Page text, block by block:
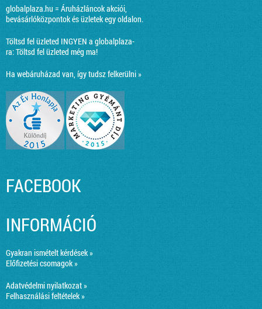
globalplaza.hu = Áruházláncok akciói,
bevásárlóközpontok és üzletek egy oldalon.
Töltsd fel üzleted INGYEN a globalplaza-
ra:Töltsd fel üzleted még ma!
Ha webáruházad van, így tudsz felkerülni »
FACEBOOK
INFORMÁCIÓ
Gyakran ismételt kérdések »
Előfizetési csomagok »
Adatvédelmi nyilatkozat »
Felhasználási feltételek »